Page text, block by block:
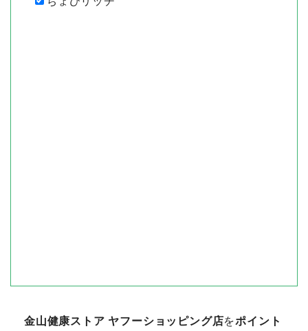
金山健康ストア ヤフーショッピング店をポイント